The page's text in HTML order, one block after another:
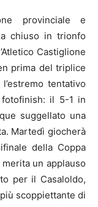
provinciale e
chiuso in trionfo
Castiglione
prima del triplice
tentativo
il 5-1 in
suggellato una
Martedì giocherà
della Coppa
un applauso
per il Casaloldo,
scoppiettante di